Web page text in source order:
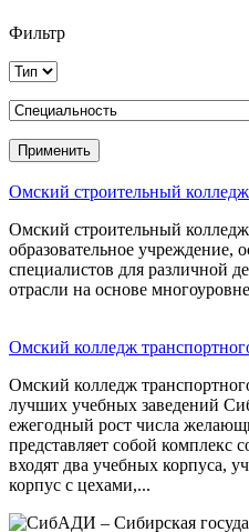
Фильтр
Омский строительный колледж
Омский строительный
образовательное учреждение,
специалистов для различной
отрасли на основе
Омский колледж
Омский колледж
лучших учебных заведений
ежегодный рост числа
представляет собой комплекс
входят два учебных корпуса,
корпус с цехами,...